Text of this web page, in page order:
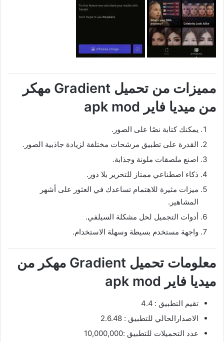
مميزات من تحميل Gradient مهكر
من ميديا فاير apk mod
يمكنك كتابة نصًا على الصور.
القدرة على تطبيق مرشحات مختلفة لزيادة جاذبية الصور.
اصنع ملصقات ملونة وجذابة.
ذكاء اصطناعي ممتاز للتحرير بلا دور.
ميزات مثيرة للاهتمام تساعدك في العثور على أشهر
المشاهير.
أدوات التجميل لحل مشكلة السيلفي.
واجهة مستخدم بسيطة وسهلة الاستخدام.
معلومات تحميل Gradient مهكر من
ميديا فاير apk mod
تقيم التطبيق : 4.4
الاصدارالحالي للتطبيق : 2.6.48
عدد التحميلات للتطبيق :10,000,000